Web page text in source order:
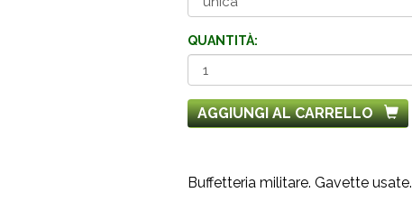
QUANTITÀ:
AGGIUNGI AL CARRELLO
Buffetteria militare. Gavette usate.